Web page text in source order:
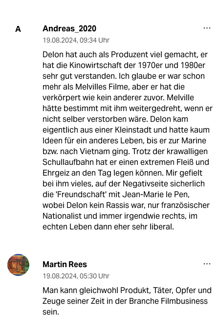
A Andreas_2020
19.08.2024, 09:34 Uhr
Delon hat auch als Produzent viel gemacht, er
hat die Kinowirtschaft der 1970er und 1980er
sehr gut verstanden. Ich glaube er war schon
mehr als Melvilles Filme, aber er hat die
verkörpert wie kein anderer zuvor. Melville
hätte bestimmt mit ihm weitergedreht, wenn er
nicht selber verstorben wäre. Delon kam
eigentlich aus einer Kleinstadt und hatte kaum
Ideen für ein anderes Leben, bis er zur Marine
bzw. nach Vietnam ging. Trotz der krawalligen
Schullaufbahn hat er einen extremen Fleiß und
Ehrgeiz an den Tag legen können. Mir gefielt
bei ihm vieles, auf der Negativseite sicherlich
die 'Freundschaft' mit Jean-Marie le Pen,
wobei Delon kein Rassis war, nur französischer
Nationalist und immer irgendwie rechts, im
echten Leben dann eher sehr liberal.
Martin Rees
19.08.2024, 05:30 Uhr
Man kann gleichwohl Produkt, Täter, Opfer und
Zeuge seiner Zeit in der Branche Filmbusiness
sein.